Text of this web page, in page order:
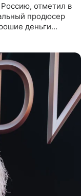
отметил в
продюсер
деньги